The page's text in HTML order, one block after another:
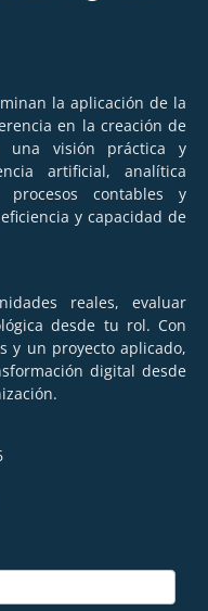
la aplicación de la
en la creación de
una visión práctica y
artificial, analítica
contables y
y capacidad de
reales, evaluar
desde tu rol. Con
y un proyecto aplicado,
digital desde